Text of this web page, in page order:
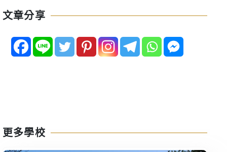
文章分享
更多學校